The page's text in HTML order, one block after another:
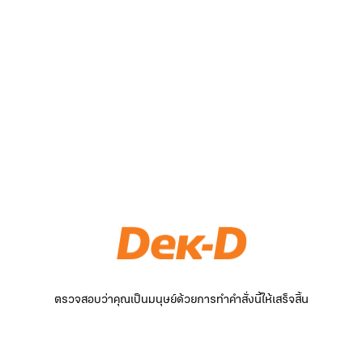
ตรวจสอบว่าคุณเป็นมนุษย์ด้วยการทำคำสั่งนี้ให้เสร็จสิ้น